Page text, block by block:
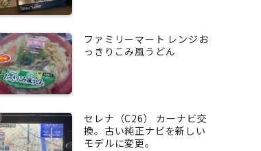
ファミリーマート レンジお
っきりこみ風うどん
セレナ（C26） カーナビ交
換。古い純正ナビを新しい
モデルに変更。